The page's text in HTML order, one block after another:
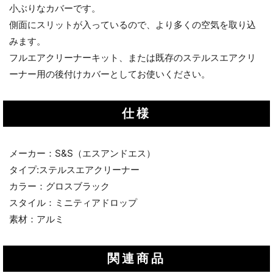
小ぶりなカバーです。
側面にスリットが入っているので、より多くの空気を取り込
みます。
フルエアクリーナーキット、または既存のステルスエアクリ
ーナー用の後付けカバーとしてお使いください。
仕様
メーカー：S&S（エスアンドエス）
タイプ:ステルスエアクリーナー
カラー：グロスブラック
スタイル：ミニティアドロップ
素材：アルミ
関連商品